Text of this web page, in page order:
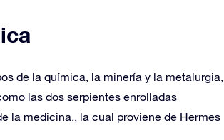
de la química, la minería y la metalurgia,
las dos serpientes enrolladas
la medicina., la cual proviene de Hermes